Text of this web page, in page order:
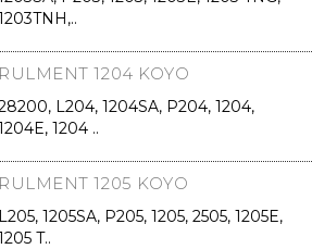
RULMENT 1204 KOYO
L204, 1204SA, P204, 1204,
1204 ..
RULMENT 1205 KOYO
L205, 1205SA, P205, 1205, 2505, 1205E,
T..